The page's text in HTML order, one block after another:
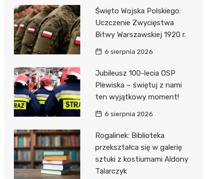
Święto Wojska Polskiego:
Uczczenie Zwycięstwa
Bitwy Warszawskiej 1920 r.
6 sierpnia 2026
Jubileusz 100-lecia OSP
Plewiska – świętuj z nami
ten wyjątkowy moment!
6 sierpnia 2026
Rogalinek: Biblioteka
przekształca się w galerię
sztuki z kostiumami Aldony
Talarczyk